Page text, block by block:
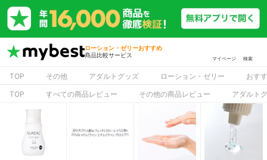
ローション・ゼリーおすすめ
商品比較サービス
マイページ 検索
TOP その他 アダルトグッズ ローション・ゼリー
おす
TOP
すべての商品レビュー その他の商品レビュー アダルト